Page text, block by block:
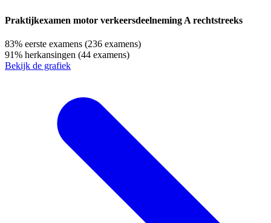
Praktijkexamen motor verkeersdeelneming A rechtstreeks
83% eerste examens (236 examens)
91% herkansingen (44 examens)
Bekijk de grafiek